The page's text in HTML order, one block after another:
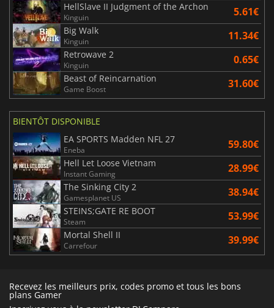
HellSlave II Judgment of the Archon
Kinguin 5.61€
Big Walk
Kinguin 11.34€
Retrowave 2
Kinguin 0.65€
Beast of Reincarnation
Game Boost 31.60€
BIENTÔT DISPONIBLE
EA SPORTS Madden NFL 27
Eneba 59.80€
Hell Let Loose Vietnam
Instant Gaming 28.99€
The Sinking City 2
Gamesplanet US 38.94€
STEINS;GATE RE BOOT
Steam 53.99€
Mortal Shell II
Carrefour 39.99€
Recevez les meilleurs prix, codes promo et tous les bons
plans Gamer